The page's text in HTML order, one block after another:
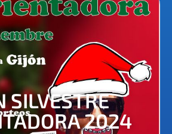
SILVESTRE
2024